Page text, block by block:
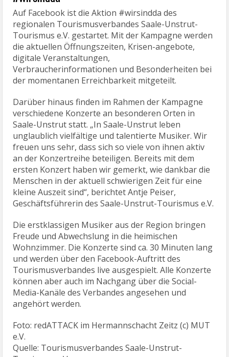
Auf Facebook ist die Aktion #wirsindda des
regionalen Tourismusverbandes Saale-Unstrut-
Tourismus e.V. gestartet. Mit der Kampagne werden
die aktuellen Öffnungszeiten, Krisen-angebote,
digitale Veranstaltungen,
Verbraucherinformationen und Besonderheiten bei
der momentanen Erreichbarkeit mitgeteilt.
Darüber hinaus finden im Rahmen der Kampagne
verschiedene Konzerte an besonderen Orten in
Saale-Unstrut statt. „In Saale-Unstrut leben
unglaublich vielfältige und talentierte Musiker. Wir
freuen uns sehr, dass sich so viele von ihnen aktiv
an der Konzertreihe beteiligen. Bereits mit dem
ersten Konzert haben wir gemerkt, wie dankbar die
Menschen in der aktuell schwierigen Zeit für eine
kleine Auszeit sind“, berichtet Antje Peiser,
Geschäftsführerin des Saale-Unstrut-Tourismus e.V.
Die erstklassigen Musiker aus der Region bringen
Freude und Abwechslung in die heimischen
Wohnzimmer. Die Konzerte sind ca. 30 Minuten lang
und werden über den Facebook-Auftritt des
Tourismusverbandes live ausgespielt. Alle Konzerte
können aber auch im Nachgang über die Social-
Media-Kanäle des Verbandes angesehen und
angehört werden.
Foto: redATTACK im Hermannschacht Zeitz (c) MUT
e.V.
Quelle: Tourismusverbandes Saale-Unstrut-